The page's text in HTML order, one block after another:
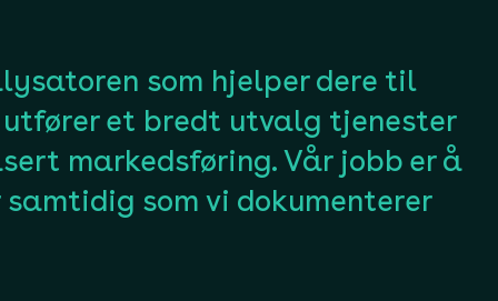
som hjelper dere til
utfører et bredt utvalg tjenester
markedsføring. Vår jobb er å
som vi dokumenterer